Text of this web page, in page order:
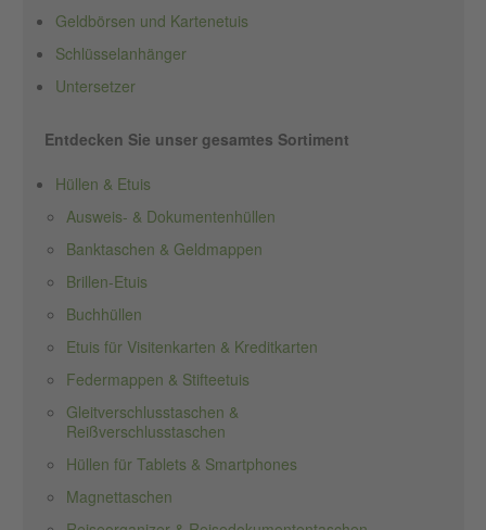
Geldbörsen und Kartenetuis
Schlüsselanhänger
Untersetzer
Entdecken Sie unser gesamtes Sortiment
Hüllen & Etuis
Ausweis- & Dokumentenhüllen
Banktaschen & Geldmappen
Brillen-Etuis
Buchhüllen
Etuis für Visitenkarten & Kreditkarten
Federmappen & Stifteetuis
Gleitverschlusstaschen &
Reißverschlusstaschen
Hüllen für Tablets & Smartphones
Magnettaschen